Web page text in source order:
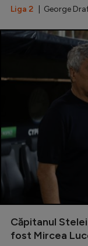
Liga 2 | George
Căpitanul
fost Mircea